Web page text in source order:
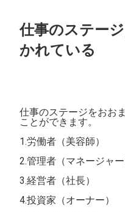
仕事のステー
かれている
仕事のステージをおお
ことができます。
1.労働者（美容師）
2.管理者（マネージャー
3.経営者（社長）
4.投資家（オーナー）